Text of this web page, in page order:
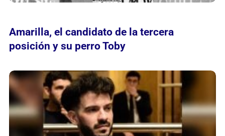
Amarilla, el candidato de la tercera
posición y su perro Toby